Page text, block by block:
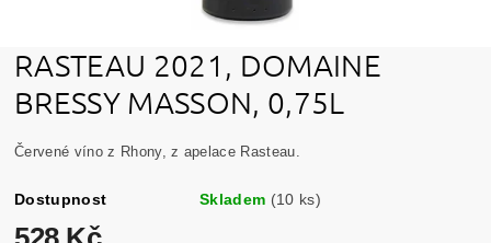
RASTEAU 2021, DOMAINE
BRESSY MASSON, 0,75L
Červené víno z Rhony, z apelace Rasteau.
Dostupnost Skladem (10 ks)